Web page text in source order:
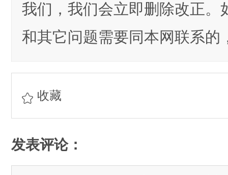
我们，我们会立即删除改正。
和其它问题需要同本网联系的
收藏
发表评论：